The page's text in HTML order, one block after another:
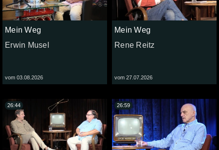
Mein Weg
Erwin Musel
vom 03.08.2026
Mein Weg
Rene Reitz
vom 27.07.2026
26:44 26:59